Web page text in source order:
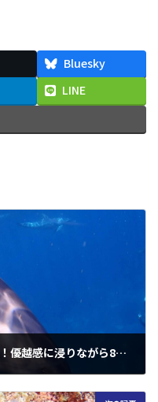
Bluesky
LINE
今朝は、起こされる前に、起きる！優越感に浸りながら8割は、ボツ！そんな中、西伊豆 雲見であんな子やこんな子！今年初のチンも決定！3/29(土)は、今年初の初沈酒で、ダン、チンで、ウォンテッド！ってお話